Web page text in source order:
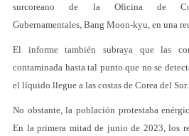
surcoreano de la Oficina de
Gubernamentales, Bang Moon-kyu, en una
El informe también subraya que las
contaminada hasta tal punto que no se
el líquido llegue a las costas de Corea del Sur.
No obstante, la población protestaba
En la primera mitad de junio de 2023, los